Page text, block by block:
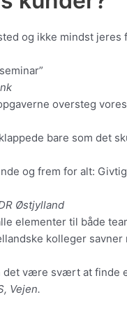
og ikke mindst jeres
oversteg
bare som det
og frem for alt:
Østjylland
elementer til både
kolleger savner
være svært at finde
Vejen.